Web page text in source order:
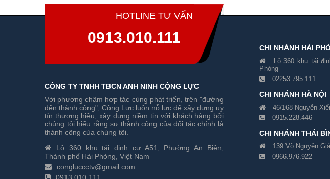
HOTLINE TƯ VẤN
0913.010.111
CÔNG TY TNHH TBCN ANH NINH CỘNG LỰC
Với phương châm hợp tác cùng phát triển, trên "đường
đến thành công", Cộng Lực luôn nỗ lực để xây dựng uy
tín thương hiệu, xây dựng niềm tin với khách hàng bởi
chúng tôi hiểu rằng sự thành công của đối tác chính là
thành công của chúng tôi.
Lô 360 khu tái định cư A51, Phường An Biên,
Thành phố Hải Phòng, Việt Nam
congluccctv@gmail.com
CHI NHÁNH HẢI
Lô 360 khu tái
Phòng
02253.795.111
CHI NHÁNH HÀ NỘI
46/168 Nguyễn
0915.228.446
CHI NHÁNH THÁI
139 Võ Nguyên
0966.976.922